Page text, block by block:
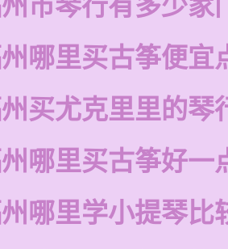
市琴行有多少家
哪里买古筝便宜
买尤克里里的琴
哪里买古筝好一
哪里学小提琴比